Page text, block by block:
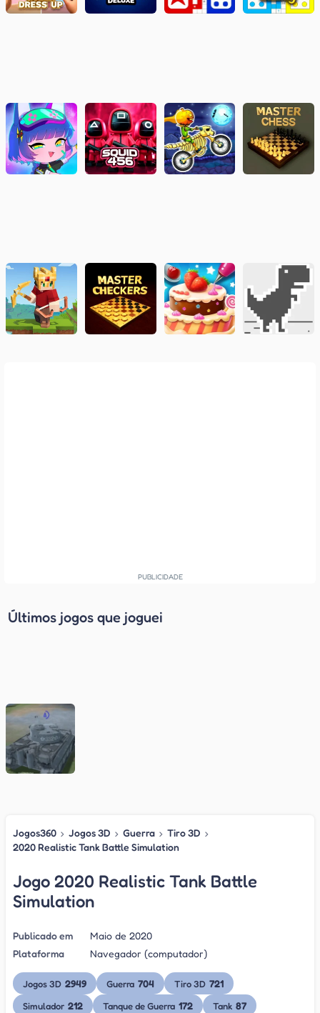
Últimos jogos que joguei
Jogos360 › Jogos 3D › Guerra › Tiro 3D ›
2020 Realistic Tank Battle Simulation
Jogo 2020 Realistic Tank Battle
Simulation
Publicado em
Maio de 2020
Plataforma
Navegador (computador)
Jogos 3D 2949 Guerra 704 Tiro 3D 721
Simulador 212 Tanque de Guerra 172 Tank 87